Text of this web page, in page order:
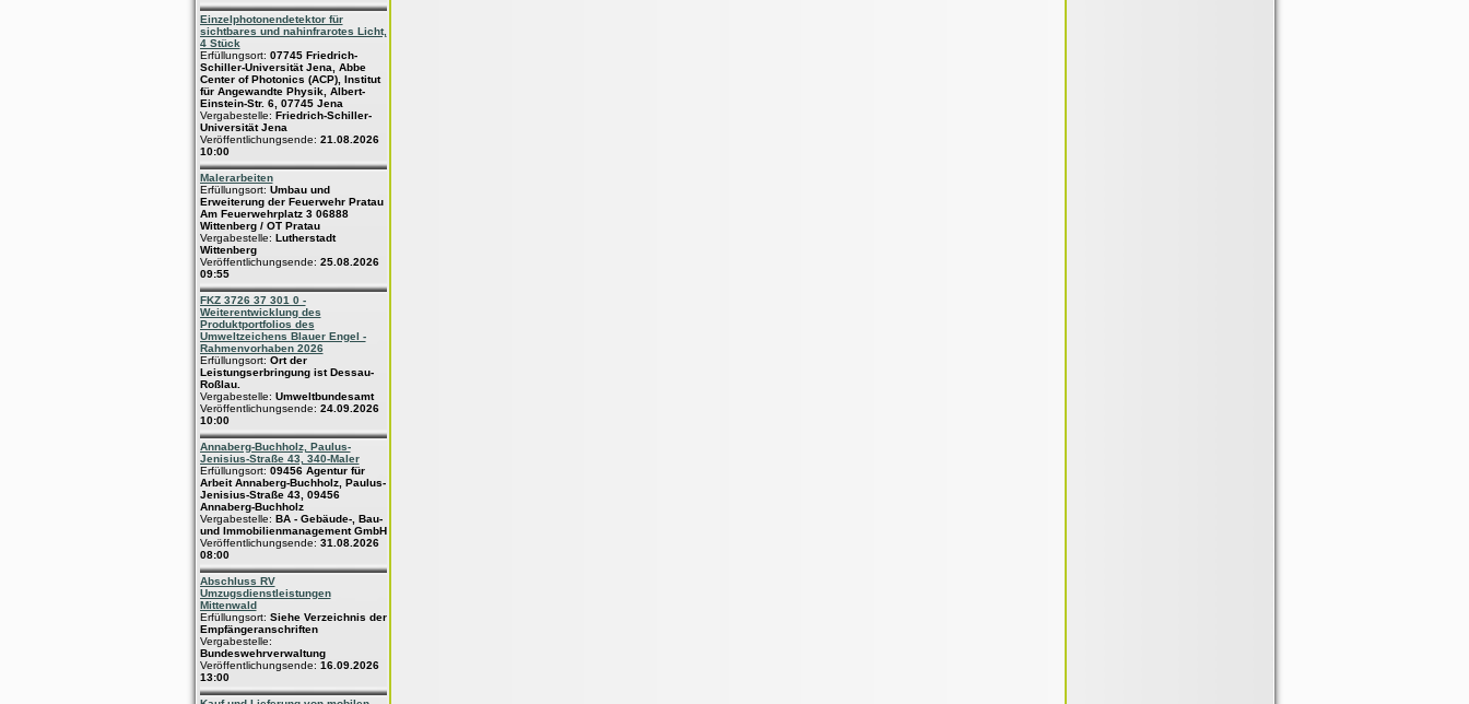
Einzelphotonendetektor für
sichtbares und nahinfrarotes Licht,
4 Stück
Erfüllungsort: 07745 Friedrich-
Schiller-Universität Jena, Abbe
Center of Photonics (ACP), Institut
für Angewandte Physik, Albert-
Einstein-Str. 6, 07745 Jena
Vergabestelle: Friedrich-Schiller-
Universität Jena
Veröffentlichungsende: 21.08.2026
10:00
Malerarbeiten
Erfüllungsort: Umbau und
Erweiterung der Feuerwehr Pratau
Am Feuerwehrplatz 3 06888
Wittenberg / OT Pratau
Vergabestelle: Lutherstadt
Wittenberg
Veröffentlichungsende: 25.08.2026
09:55
FKZ 3726 37 301 0 -
Weiterentwicklung des
Produktportfolios des
Umweltzeichens Blauer Engel -
Rahmenvorhaben 2026
Erfüllungsort: Ort der
Leistungserbringung ist Dessau-
Roßlau.
Vergabestelle: Umweltbundesamt
Veröffentlichungsende: 24.09.2026
10:00
Annaberg-Buchholz, Paulus-
Jenisius-Straße 43, 340-Maler
Erfüllungsort: 09456 Agentur für
Arbeit Annaberg-Buchholz, Paulus-
Jenisius-Straße 43, 09456
Annaberg-Buchholz
Vergabestelle: BA - Gebäude-, Bau-
und Immobilienmanagement GmbH
Veröffentlichungsende: 31.08.2026
08:00
Abschluss RV
Umzugsdienstleistungen
Mittenwald
Erfüllungsort: Siehe Verzeichnis der
Empfängeranschriften
Vergabestelle:
Bundeswehrverwaltung
Veröffentlichungsende: 16.09.2026
13:00